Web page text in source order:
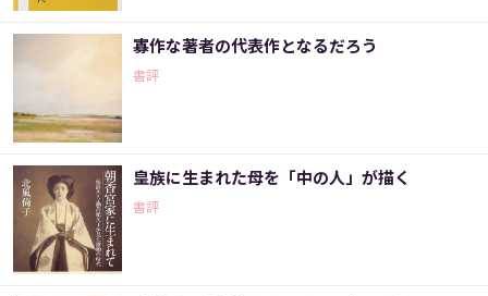
寡作な著者の代表作となるだろう
書評
皇族に生まれた母を「中の人」が描く
書評